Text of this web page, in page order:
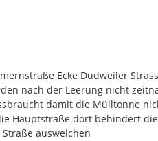
Ecke Dudweiler
nach der Leerung nicht
damit die Mülltonne
Hauptstraße dort behindert
ausweichen